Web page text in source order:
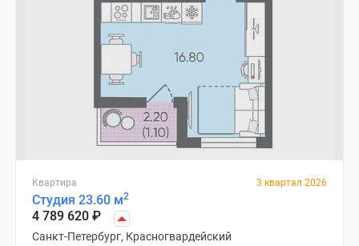
Квартира 3 квартал 2026
Студия 23.60 м2
4 789 620 ₽
Санкт-Петербург, Красногвардейский